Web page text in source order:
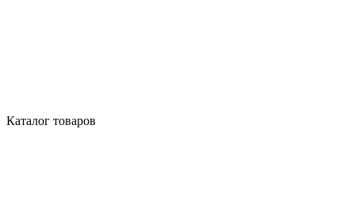
Каталог товаров